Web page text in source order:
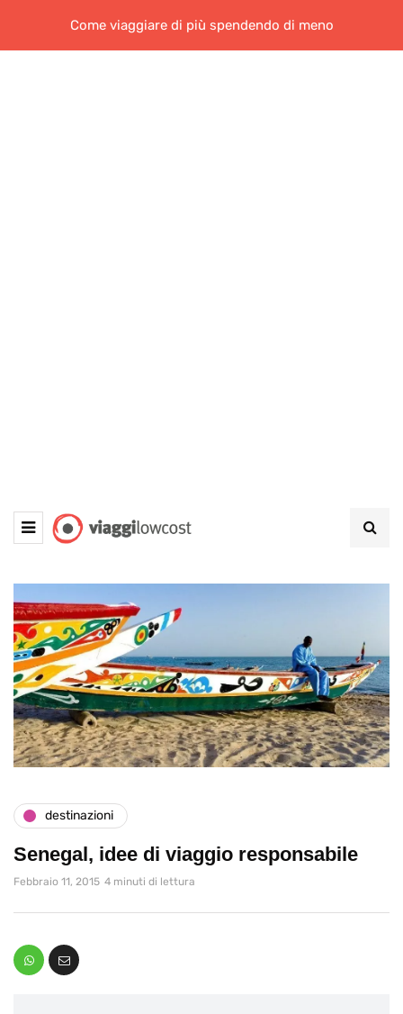
Come viaggiare di più spendendo di meno
destinazioni
Senegal, idee di viaggio responsabile
Febbraio 11, 2015 4 minuti di lettura